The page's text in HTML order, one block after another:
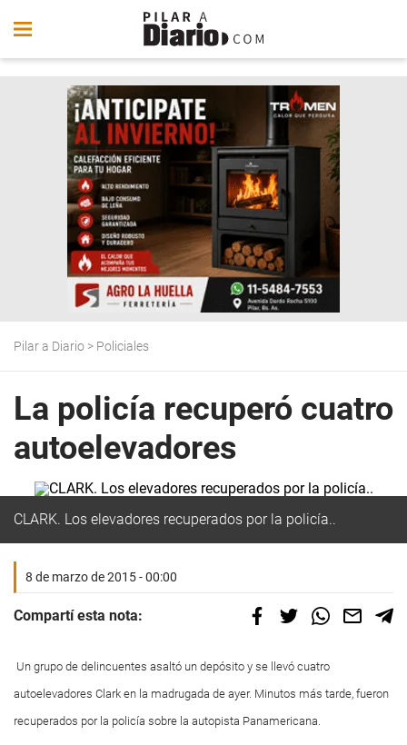
Pilar a Diario > Policiales
La policía recuperó cuatro
autoelevadores
CLARK. Los elevadores recuperados por la policía..
8 de marzo de 2015 - 00:00
Compartí esta nota:
Un grupo de delincuentes asaltó un depósito y se llevó cuatro
autoelevadores Clark en la madrugada de ayer. Minutos más tarde, fueron
recuperados por la policía sobre la autopista Panamericana.